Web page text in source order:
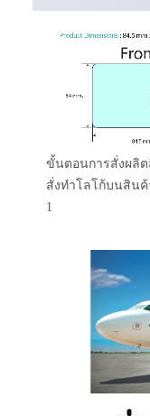
ขั้นตอนการสั่งผลิต
สั่งทำโลโก้บนสิน
1